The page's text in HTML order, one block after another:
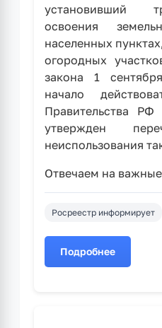
установивший
освоения
населенных
огородных
закона 1
начало
Правительства
утвержден
неиспользования
Отвечаем на
Росреестр информирует
Подробнее
о